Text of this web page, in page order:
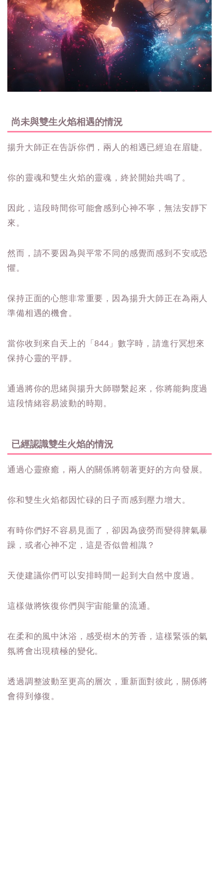
尚未與雙生火焰相遇的情況
揚升大師正在告訴你們，兩人的相遇已經迫在眉睫。
你的靈魂和雙生火焰的靈魂，終於開始共鳴了。
因此，這段時間你可能會感到心神不寧，無法安靜下
來。
然而，請不要因為與平常不同的感覺而感到不安或恐
懼。
保持正面的心態非常重要，因為揚升大師正在為兩人
準備相遇的機會。
當你收到來自天上的「844」數字時，請進行冥想來
保持心靈的平靜。
通過將你的思緒與揚升大師聯繫起來，你將能夠度過
這段情緒容易波動的時期。
已經認識雙生火焰的情況
通過心靈療癒，兩人的關係將朝著更好的方向發展。
你和雙生火焰都因忙碌的日子而感到壓力增大。
有時你們好不容易見面了，卻因為疲勞而變得脾氣暴
躁，或者心神不定，這是否似曾相識？
天使建議你們可以安排時間一起到大自然中度過。
這樣做將恢復你們與宇宙能量的流通。
在柔和的風中沐浴，感受樹木的芳香，這樣緊張的氣
氛將會出現積極的變化。
透過調整波動至更高的層次，重新面對彼此，關係將
會得到修復。